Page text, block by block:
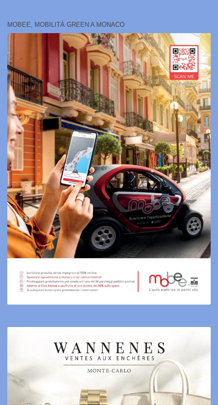
MOBEE, MOBILITÀ GREEN A MONACO